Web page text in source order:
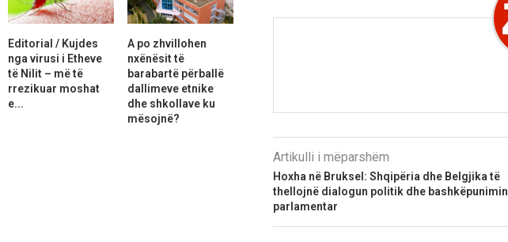
Artikulli i mëparshëm
Hoxha në Bruksel: Shqipëria dhe Belgjika të
thellojnë dialogun politik dhe bashkëpunimin
parlamentar
Editorial / Kujdes
nga virusi i Etheve
të Nilit – më të
rrezikuar moshat
e...
A po zhvillohen
nxënësit të
barabartë përballë
dallimeve etnike
dhe shkollave ku
mësojnë?